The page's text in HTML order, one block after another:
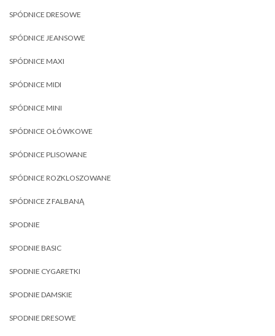
SPÓDNICE DRESOWE
SPÓDNICE JEANSOWE
SPÓDNICE MAXI
SPÓDNICE MIDI
SPÓDNICE MINI
SPÓDNICE OŁÓWKOWE
SPÓDNICE PLISOWANE
SPÓDNICE ROZKLOSZOWANE
SPÓDNICE Z FALBANĄ
SPODNIE
SPODNIE BASIC
SPODNIE CYGARETKI
SPODNIE DAMSKIE
SPODNIE DRESOWE